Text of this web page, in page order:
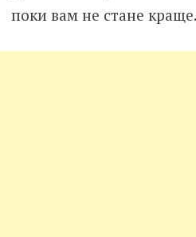
поки вам не стане краще.